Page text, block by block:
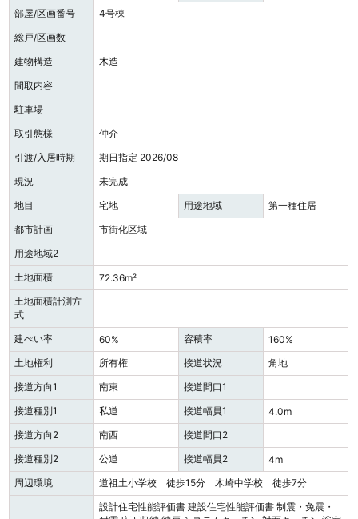
部屋/区画番号
4号棟
総戸/区画数
建物構造
木造
間取内容
駐車場
取引態様
仲介
引渡/入居時期
期日指定 2026/08
現況
未完成
地目
宅地 用途地域
第一種住居
都市計画
市街化区域
用途地域2
土地面積
72.36m²
土地面積計測方
式
建ぺい率
60% 容積率
160%
土地権利
所有権 接道状況
角地
接道方向1
南東
接道間口1
接道種別1
私道 接道幅員1
4.0m
接道方向2
南西
接道間口2
接道種別2
公道 接道幅員2
4m
周辺環境
道祖土小学校 徒歩15分 木崎中学校 徒歩7分
設計住宅性能評価書 建設住宅性能評価書 制震・免震・